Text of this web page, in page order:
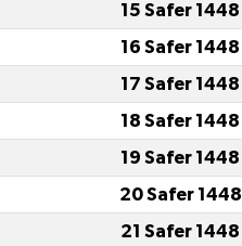
15 Safer 1448
16 Safer 1448
17 Safer 1448
18 Safer 1448
19 Safer 1448
20 Safer 1448
21 Safer 1448